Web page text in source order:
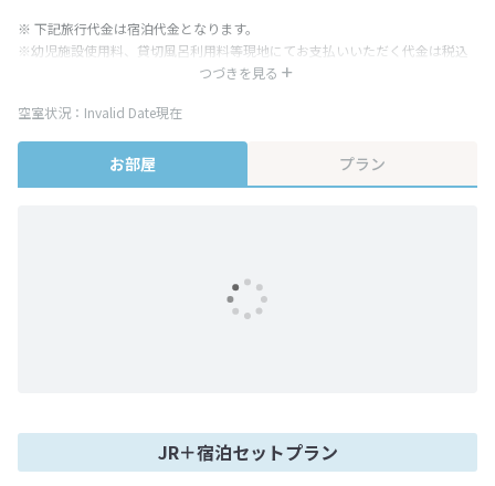
つづきを見る
※ 下記旅行代金は宿泊代金となります。
※幼児施設使用料、貸切風呂利用料等現地にてお支払いいただく代金は税込
み表記となりますが、消費税増税に伴い代金が一部変更となる場合がござい
※表示されている旅行代金・プラン内容は一定時間ごとに更新されます。最
終確認画面でご確認ください。
空室状況：Invalid Date現在
お部屋 プラン
JR＋宿泊セットプラン